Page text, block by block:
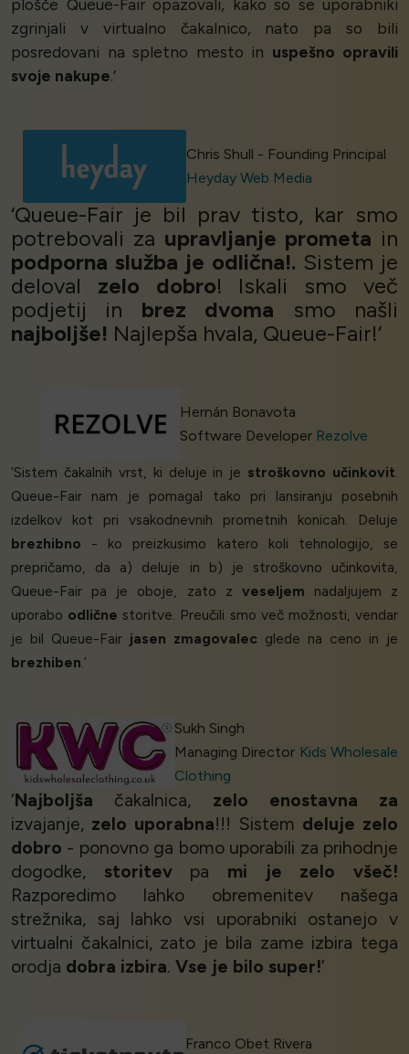
plošče Queue-Fair opazovali, kako so se uporabniki
zgrinjali v virtualno čakalnico, nato pa so bili
posredovani na spletno mesto in uspešno opravili
svoje nakupe.’
Chris Shull - Founding Principal
Heyday Web Media
‘Queue-Fair je bil prav tisto, kar smo
potrebovali za upravljanje prometa in
podporna služba je odlična!. Sistem je
deloval zelo dobro! Iskali smo več
podjetij in brez dvoma smo našli
najboljše! Najlepša hvala, Queue-Fair!’
Hernán Bonavota
Software Developer Rezolve
‘Sistem čakalnih vrst, ki deluje in je stroškovno učinkovit.
Queue-Fair nam je pomagal tako pri lansiranju posebnih
izdelkov kot pri vsakodnevnih prometnih konicah. Deluje
brezhibno - ko preizkusimo katero koli tehnologijo, se
prepričamo, da a) deluje in b) je stroškovno učinkovita,
Queue-Fair pa je oboje, zato z veseljem nadaljujem z
uporabo odlične storitve. Preučili smo več možnosti, vendar
je bil Queue-Fair jasen zmagovalec glede na ceno in je
brezhiben.’
Sukh Singh
Managing Director Kids Wholesale
Clothing
‘Najboljša čakalnica, zelo enostavna za
izvajanje, zelo uporabna!!! Sistem deluje zelo
dobro - ponovno ga bomo uporabili za prihodnje
dogodke, storitevpa mi je zelo všeč!
Razporedimo lahko obremenitev našega
strežnika, saj lahko vsi uporabniki ostanejo v
virtualni čakalnici, zato je bila zame izbira tega
orodja dobra izbira. Vse je bilo super!’
Franco Obet Rivera